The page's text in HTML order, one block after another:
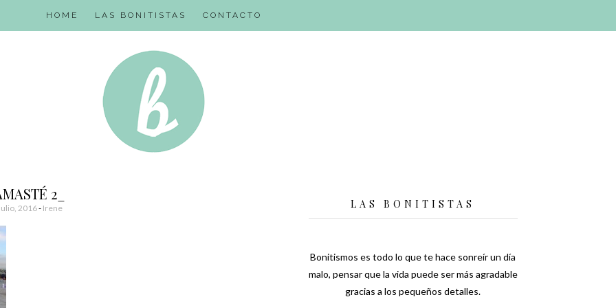
HOME LAS BONITISTAS CONTACTO
2_
2016- Irene LAS BONITISTAS
Bonitismos es todo lo que te hace sonreír un día
malo, pensar que la vida puede ser más agradable
gracias a los pequeños detalles.